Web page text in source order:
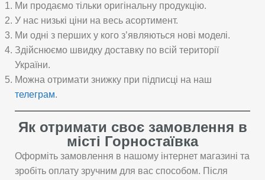
Ми продаємо тільки оригінальну продукцію.
У нас низькі ціни на весь асортимент.
Ми одні з перших у кого з’являються нові моделі.
Здійснюємо швидку доставку по всій території
України.
Можна отримати знижку при підписці на наш
телеграм.
Як отримати своє замовлення в
місті Горностаївка
Оформіть замовлення в нашому інтернет магазині та
зробіть оплату зручним для вас способом. Після